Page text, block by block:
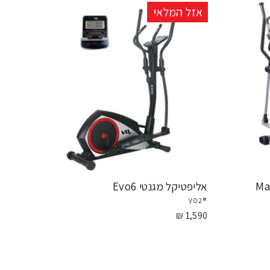
אזל המלאי
אליפטיקל מגנטי Evo6
®VO2
1,590 ₪